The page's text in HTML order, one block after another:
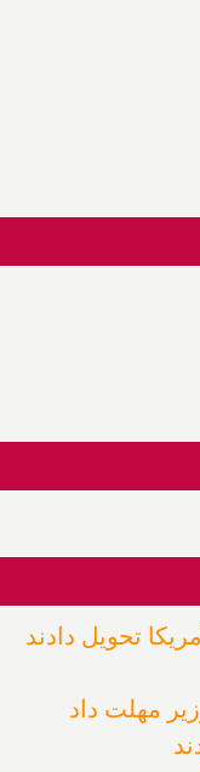
تحویل دادند